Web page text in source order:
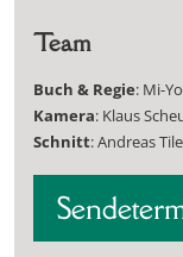
Team
Buch & Regie: Mi-
Kamera: Klaus
Schnitt: Andreas